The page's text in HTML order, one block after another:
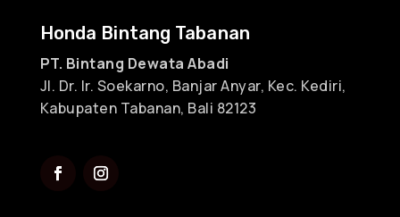
Honda Bintang Tabanan
PT. Bintang Dewata Abadi
Jl. Dr. Ir. Soekarno, Banjar Anyar, Kec. Kediri,
Kabupaten Tabanan, Bali 82123